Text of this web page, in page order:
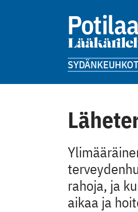
SYDÄNKEUHKOT
rahoja, ja
aikaa ja